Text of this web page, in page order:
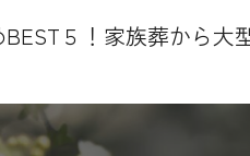
５！家族葬から大